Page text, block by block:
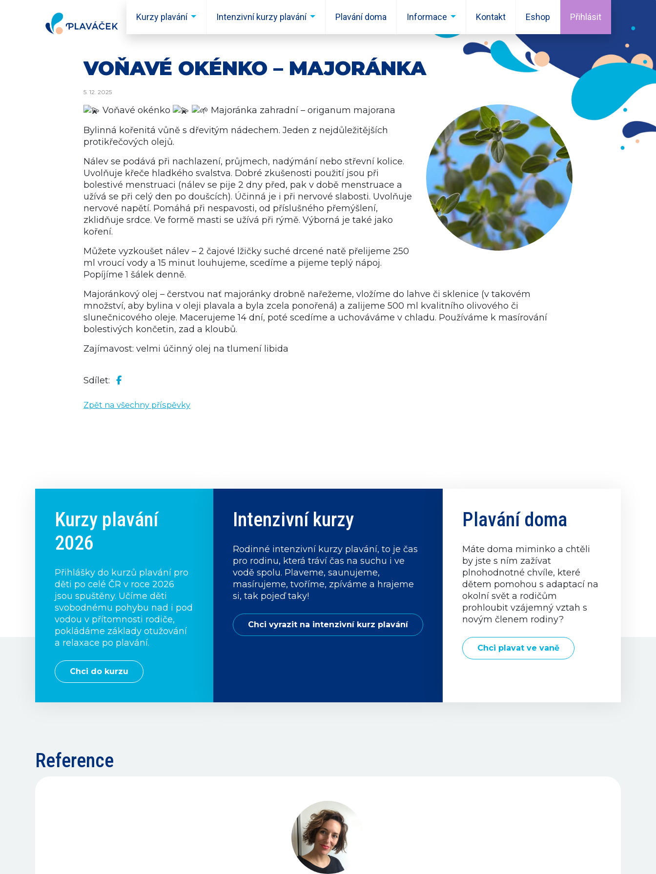
Kurzy plavání Intenzivní kurzy plavání Plavání doma Informace Kontakt Eshop Přihlásit
VOŇAVÉ OKÉNKO – MAJORÁNKA
5. 12. 2025
Voňavé okénko
Majoránka zahradní – origanum majorana
Bylinná kořenitá vůně s dřevitým nádechem. Jeden z nejdůležitějších
protikřečových olejů.
Nálev se podává při nachlazení, průjmech, nadýmání nebo střevní kolice.
Uvolňuje křeče hladkého svalstva. Dobré zkušenosti použití jsou při
bolestivé menstruaci (nálev se pije 2 dny před, pak v době menstruace a
užívá se při celý den po doušcích). Účinná je i při nervové slabosti. Uvolňuje
nervové napětí. Pomáhá při nespavosti, od příslušného přemýšlení,
zklidňuje srdce. Ve formě masti se užívá při rýmě. Výborná je také jako
koření.
Můžete vyzkoušet nálev – 2 čajové lžičky suché drcené natě přelijeme 250
ml vroucí vody a 15 minut louhujeme, scedíme a pijeme teplý nápoj.
Popíjíme 1 šálek denně.
Majoránkový olej – čerstvou nať majoránky drobně nařežeme, vložíme do lahve či sklenice (v takovém
množství, aby bylina v oleji plavala a byla zcela ponořená) a zalijeme 500 ml kvalitního olivového či
slunečnicového oleje. Macerujeme 14 dní, poté scedíme a uchováváme v chladu. Používáme k masírování
bolestivých končetin, zad a kloubů.
Zajímavost: velmi účinný olej na tlumení libida
Sdílet:
Zpět na všechny příspěvky
Kurzy plavání
2026
Přihlášky do kurzů plavání pro
děti po celé ČR v roce 2026
jsou spuštěny. Učíme děti
svobodnému pohybu nad i pod
vodou v přítomnosti rodiče,
pokládáme základy otužování
a relaxace po plavání.
Chci do kurzu
Intenzivní kurzy
Rodinné intenzivní kurzy plavání, to je čas
pro rodinu, která tráví čas na suchu i ve
vodě spolu. Plaveme, saunujeme,
masírujeme, tvoříme, zpíváme a hrajeme
si, tak pojeď taky!
Chci vyrazit na intenzivní kurz plavání
Plavání doma
Máte doma miminko a chtěli
by jste s ním zažívat
plnohodnotné chvíle, které
dětem pomohou s adaptací na
okolní svět a rodičům
prohloubit vzájemný vztah s
novým členem rodiny?
Chci plavat ve vaně
Reference